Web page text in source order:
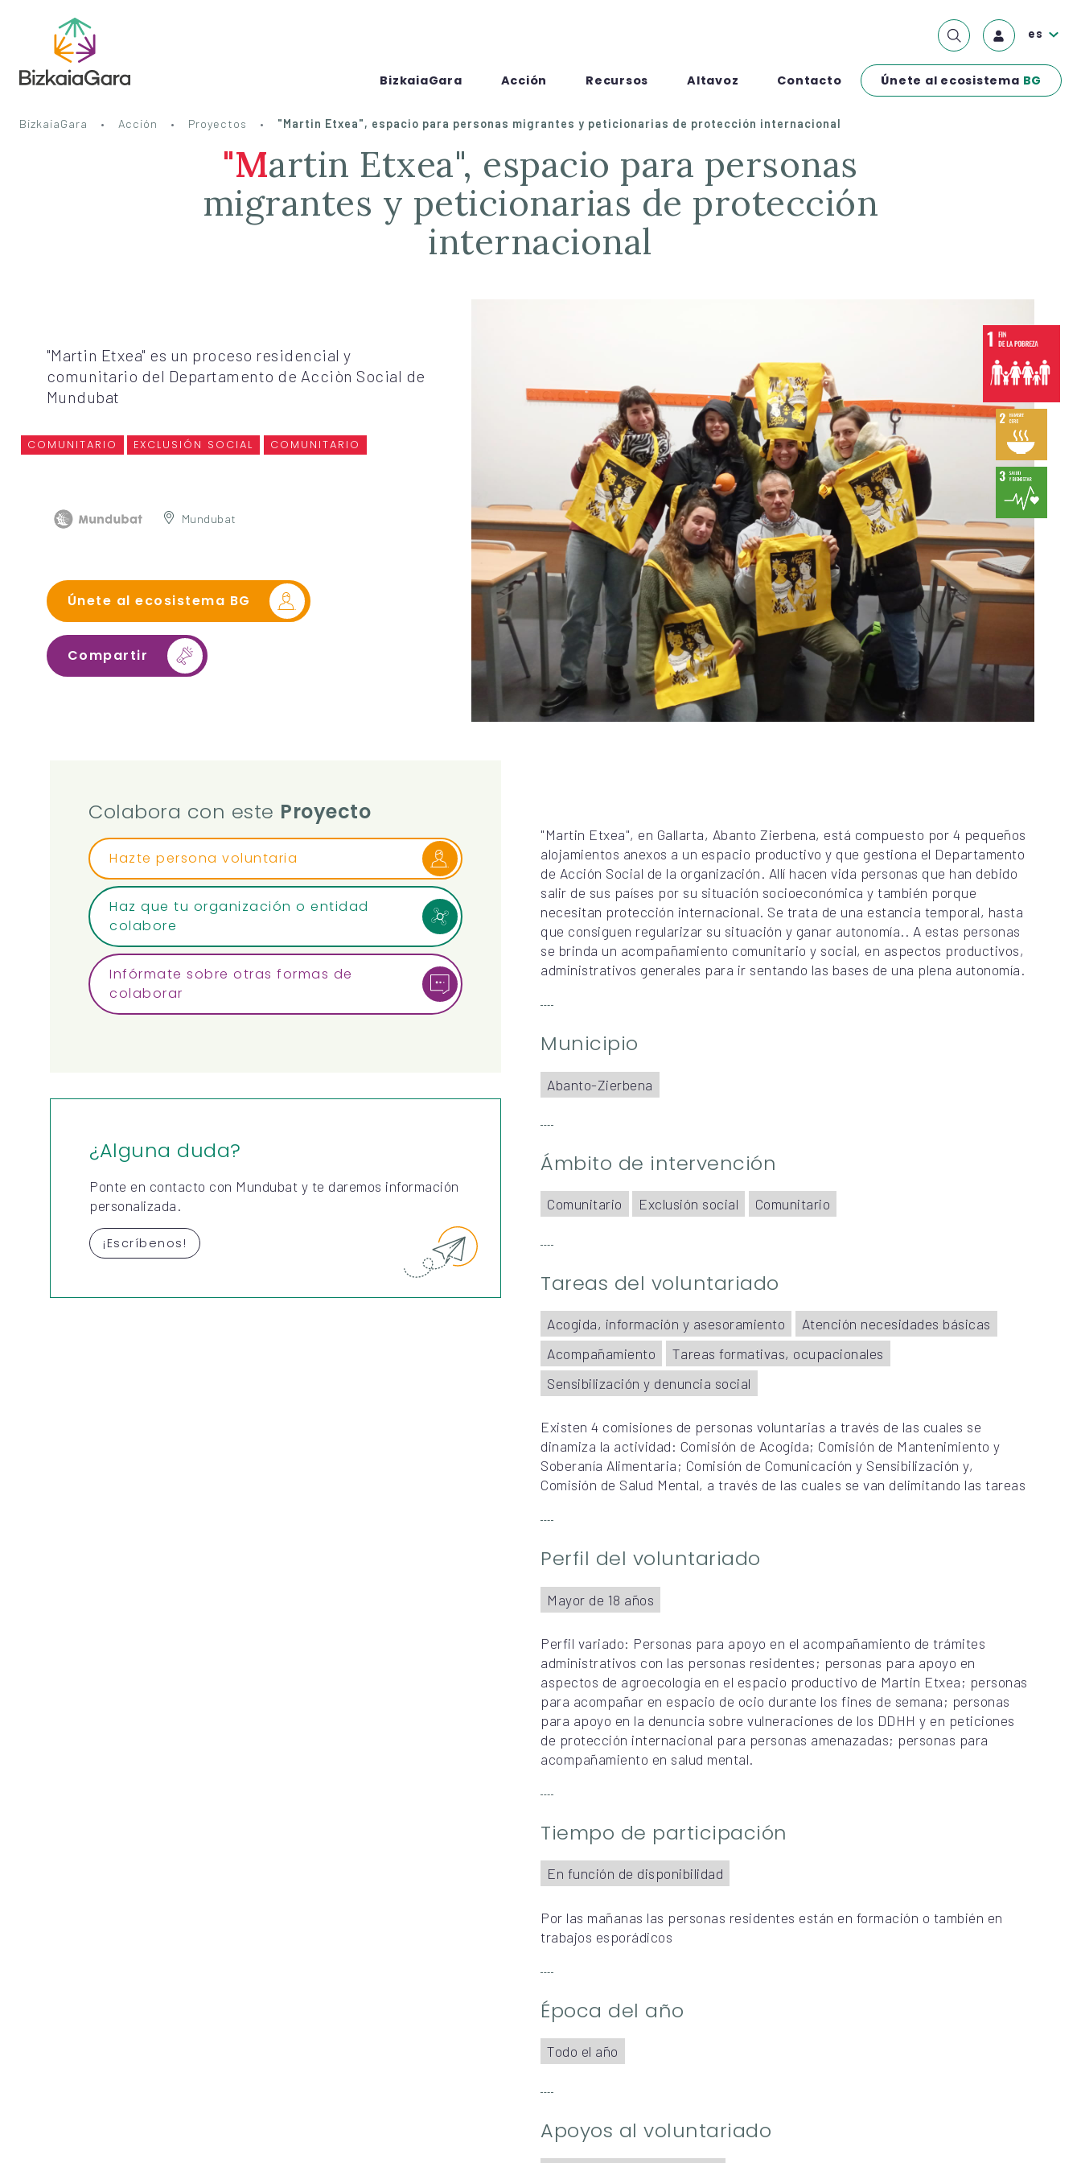
BizkaiaGara Acción Recursos Altavoz Contacto Únete al ecosistema BG
es
BizkaiaGara Acción Proyectos "Martin Etxea", espacio para personas migrantes y peticionarias de protección internacional
"Martin Etxea", espacio para personas
migrantes y peticionarias de protección
internacional
"Martin Etxea" es un proceso residencial y
comunitario del Departamento de Acciòn Social de
Mundubat
COMUNITARIO EXCLUSIÓN SOCIAL COMUNITARIO
Mundubat
Únete al ecosistema BG
Compartir
"Martin Etxea", en Gallarta, Abanto Zierbena, está compuesto por 4 pequeños
alojamientos anexos a un espacio productivo y que gestiona el Departamento
de Acción Social de la organización. Allí hacen vida personas que han debido
salir de sus países por su situación socioeconómica y también porque
necesitan protección internacional. Se trata de una estancia temporal, hasta
que consiguen regularizar su situación y ganar autonomía.. A estas personas
se brinda un acompañamiento comunitario y social, en aspectos productivos,
administrativos generales para ir sentando las bases de una plena autonomía.
Municipio
Abanto-Zierbena
Ámbito de intervención
Comunitario Exclusión social Comunitario
Tareas del voluntariado
Acogida, información y asesoramiento
Atención necesidades básicas
Acompañamiento
Tareas formativas, ocupacionales
Sensibilización y denuncia social
Existen 4 comisiones de personas voluntarias a través de las cuales se
dinamiza la actividad: Comisión de Acogida; Comisión de Mantenimiento y
Soberanía Alimentaria; Comisión de Comunicación y Sensibilización y,
Comisión de Salud Mental, a través de las cuales se van delimitando las tareas
Perfil del voluntariado
Mayor de 18 años
Perfil variado: Personas para apoyo en el acompañamiento de trámites
administrativos con las personas residentes; personas para apoyo en
aspectos de agroecología en el espacio productivo de Martin Etxea; personas
para acompañar en espacio de ocio durante los fines de semana; personas
para apoyo en la denuncia sobre vulneraciones de los DDHH y en peticiones
de protección internacional para personas amenazadas; personas para
acompañamiento en salud mental.
Tiempo de participación
En función de disponibilidad
Por las mañanas las personas residentes están en formación o también en
trabajos esporádicos
Época del año
Todo el año
Apoyos al voluntariado
Colabora con este Proyecto
Hazte persona voluntaria
Haz que tu organización o entidad
colabore
Infórmate sobre otras formas de
colaborar
¿Alguna duda?
Ponte en contacto con Mundubat y te daremos información
personalizada.
¡Escríbenos!